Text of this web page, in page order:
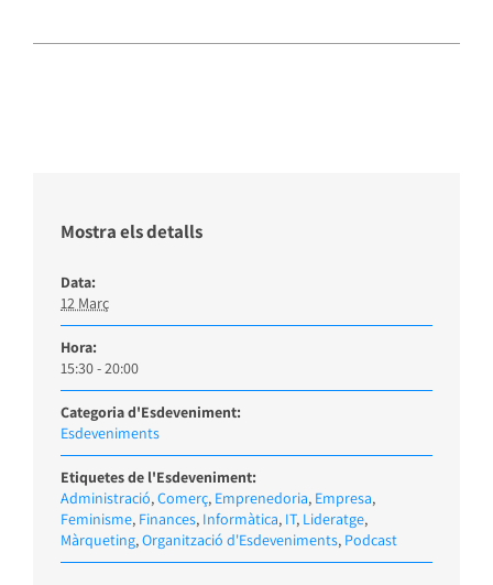
Mostra els detalls
Data:
12 Març
Hora:
15:30 - 20:00
Categoria d'Esdeveniment:
Esdeveniments
Etiquetes de l'Esdeveniment:
Administració,Comerç, Emprenedoria, Empresa,
Feminisme, Finances, Informàtica, IT, Lideratge,
Màrqueting,Organització d'Esdeveniments, Podcast